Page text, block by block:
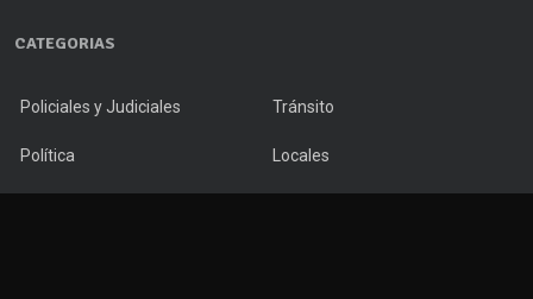
CATEGORIAS
Policiales y Judiciales Tránsito
Política Locales